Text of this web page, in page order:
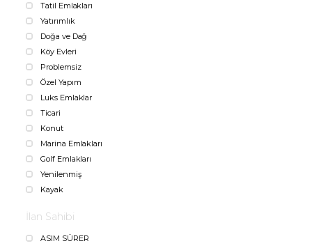
Tatil Emlakları
Yatırımlık
Doğa ve Dağ
Köy Evleri
Problemsiz
Özel Yapım
Luks Emlaklar
Ticari
Konut
Marina Emlakları
Golf Emlakları
Yenilenmiş
Kayak
İlan Sahibi
ASIM SÜRER